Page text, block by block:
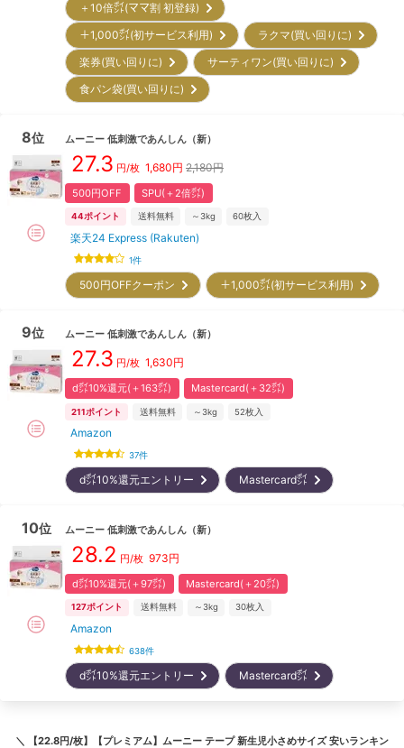
＋10倍㌽(ママ割 初登録)
＋1,000㌽(初サービス利用)
ラクマ(買い回りに)
楽券(買い回りに)
サーティワン(買い回りに)
食パン袋(買い回りに)
8位 ムーニー 低刺激であんしん （新）
27.3 円/枚 1,680円 2,180円
500円OFF SPU(＋2倍㌽)
44ポイント 送料無料 ～3kg 60枚入
楽天24 Express (Rakuten)
1件
500円OFFクーポン ＋1,000㌽(初サービス利用)
9位 ムーニー 低刺激であんしん （新）
27.3 円/枚 1,630円
d㌽10%還元(＋163㌽) Mastercard(＋32㌽)
211ポイント 送料無料 ～3kg 52枚入
Amazon
37件
d㌽10%還元エントリー Mastercard㌽
10位 ムーニー 低刺激であんしん （新）
28.2 円/枚 973円
d㌽10%還元(＋97㌽) Mastercard(＋20㌽)
127ポイント 送料無料 ～3kg 30枚入
Amazon
638件
d㌽10%還元エントリー Mastercard㌽
＼ 【22.8円/枚】【プレミアム】ムーニー テープ 新生児小さめサイズ 安いランキン